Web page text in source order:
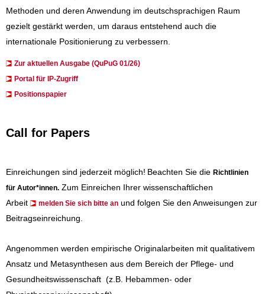
Methoden und deren Anwendung im deutschsprachigen Raum
gezielt gestärkt werden, um daraus entstehend auch die
internationale Positionierung zu verbessern.
Zur aktuellen Ausgabe (QuPuG 01/26)
​​​Portal für IP-Zugriff
Positionspapier
Call for Papers
Einreichungen sind jederzeit möglich! Beachten Sie die Richtlinien
für Autor*innen. Zum Einreichen Ihrer wissenschaftlichen
Arbeit
melden Sie sich bitte an und folgen Sie den Anweisungen zur
Beitragseinreichung.
Angenommen werden empirische Originalarbeiten mit qualitativem
Ansatz und Metasynthesen aus dem Bereich der Pflege- und
Gesundheitswissenschaft (z.B. Hebammen- oder